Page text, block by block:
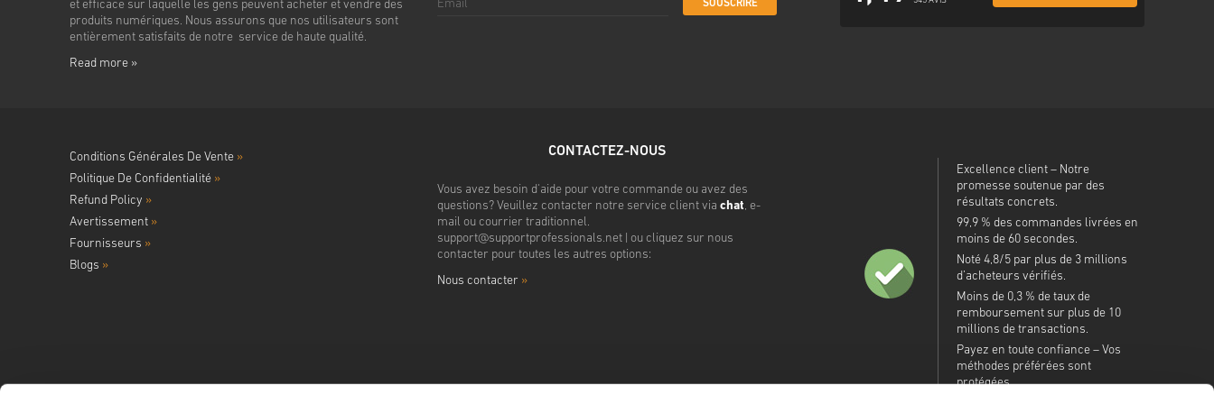
et efficace sur laquelle les gens peuvent acheter et vendre des
produits numériques. Nous assurons que nos utilisateurs sont
entièrement satisfaits de notre service de haute qualité.
Read more »
SOUSCRIRE
Conditions Générales De Vente »
Politique De Confidentialité »
Refund Policy »
Avertissement »
Fournisseurs »
Blogs »
CONTACTEZ-NOUS
Vous avez besoin d'aide pour votre commande ou avez des
questions? Veuillez contacter notre service client via chat, e-
mail ou courrier traditionnel.
support@supportprofessionals.net| ou cliquez sur nous
contacter pour toutes les autres options:
Nous contacter »
Excellence client – Notre
promesse soutenue par des
résultats concrets.
99,9 % des commandes livrées en
moins de 60 secondes.
Noté 4,8/5 par plus de 3 millions
d’acheteurs vérifiés.
Moins de 0,3 % de taux de
remboursement sur plus de 10
millions de transactions.
Payez en toute confiance – Vos
méthodes préférées sont
protégées.